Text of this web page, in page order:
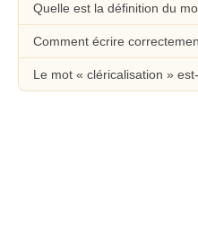
Quelle est la définition du
Comment écrire
Le mot « cléricalisation »